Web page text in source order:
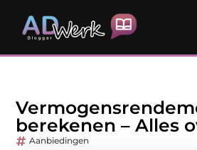
berekenen – Alles
Aanbiedingen